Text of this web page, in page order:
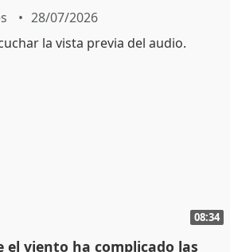
28/07/2026
08:34
el viento ha complicado las